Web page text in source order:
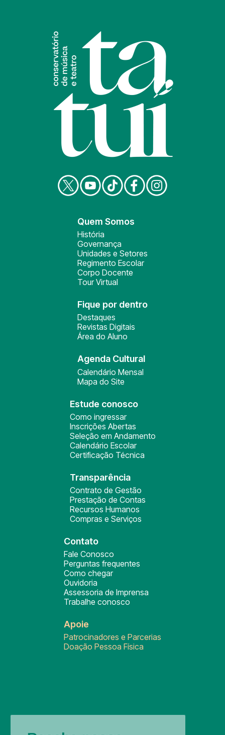
Quem Somos
História
Governança
Unidades e Setores
Regimento Escolar
Corpo Docente
Tour Virtual
Fique por dentro
Destaques
Revistas Digitais
Área do Aluno
Agenda Cultural
Calendário Mensal
Mapa do Site
Estude conosco
Como ingressar
Inscrições Abertas
Seleção em Andamento
Calendário Escolar
Certificação Técnica
Transparência
Contrato de Gestão
Prestação de Contas
Recursos Humanos
Compras e Serviços
Contato
Fale Conosco
Perguntas frequentes
Como chegar
Ouvidoria
Assessoria de Imprensa
Trabalhe conosco
Apoie
Patrocinadores e Parcerias
Doação Pessoa Física